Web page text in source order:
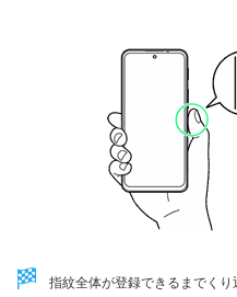
指紋全体が登録できるまでくり